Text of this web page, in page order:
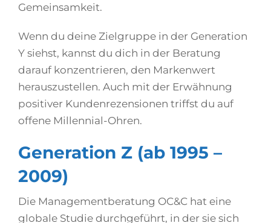
Gemeinsamkeit.
Wenn du deine Zielgruppe in der Generation
Y siehst, kannst du dich in der Beratung
darauf konzentrieren, den Markenwert
herauszustellen. Auch mit der Erwähnung
positiver Kundenrezensionen triffst du auf
offene Millennial-Ohren.
Generation Z (ab 1995 –
2009)
Die Managementberatung OC&C hat eine
globale Studie durchgeführt, in der sie sich